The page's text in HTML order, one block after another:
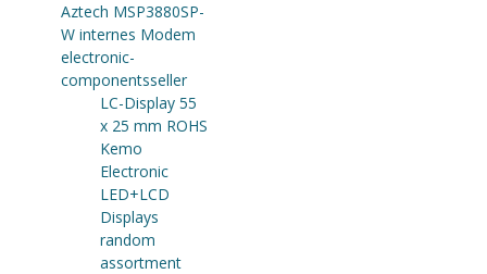
Aztech MSP3880SP-
W internes Modem
electronic-
componentsseller
LC-Display 55
x 25 mm ROHS
Kemo
Electronic
LED+LCD
Displays
random
assortment